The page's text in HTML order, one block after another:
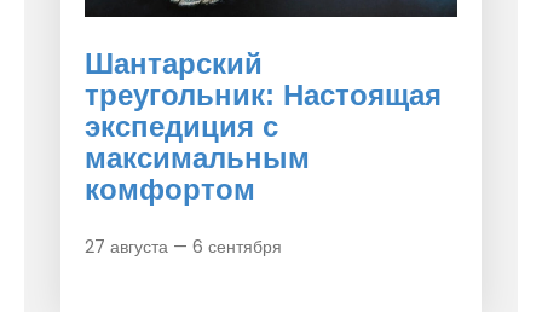
Шантарский
треугольник: Настоящая
экспедиция с
максимальным
комфортом
27 августа — 6 сентября